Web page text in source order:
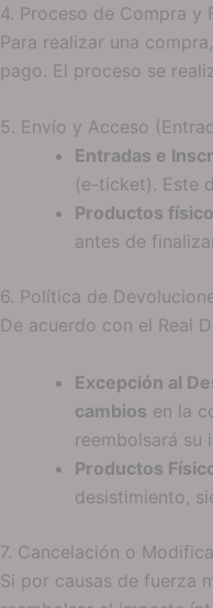
4. Proceso de Compra y
Para realizar una
pago. El proceso se
5. Envío y Acceso
Entradas e
(e-ticket). Este
Productos
antes de
6. Política de
De acuerdo con el Real
Excepción al
cambios en la
reembolsará su
Productos
desistimiento,
7. Cancelación o
Si por causas de fuerza